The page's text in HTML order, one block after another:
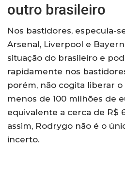
outro brasileiro
Nos bastidores, especula-
Arsenal, Liverpool e
situação do brasileiro e
rapidamente nos
porém, não cogita liberar
menos de 100 milhões de
equivalente a cerca de R$
assim, Rodrygo não é o
incerto.